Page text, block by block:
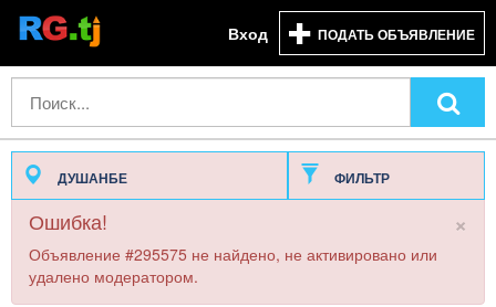
Вход ПОДАТЬ ОБЪЯВЛЕНИЕ
ДУШАНБЕ ФИЛЬТР
×
Ошибка!
Объявление #295575 не найдено, не активировано или
удалено модератором.